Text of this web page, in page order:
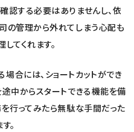
認する必要はありませんし、依
の管理から外れてしまう心配も
てくれます。
合には、ショートカットができ
途中からスタートできる機能を備
を行ってみたら無駄な手間だった
。